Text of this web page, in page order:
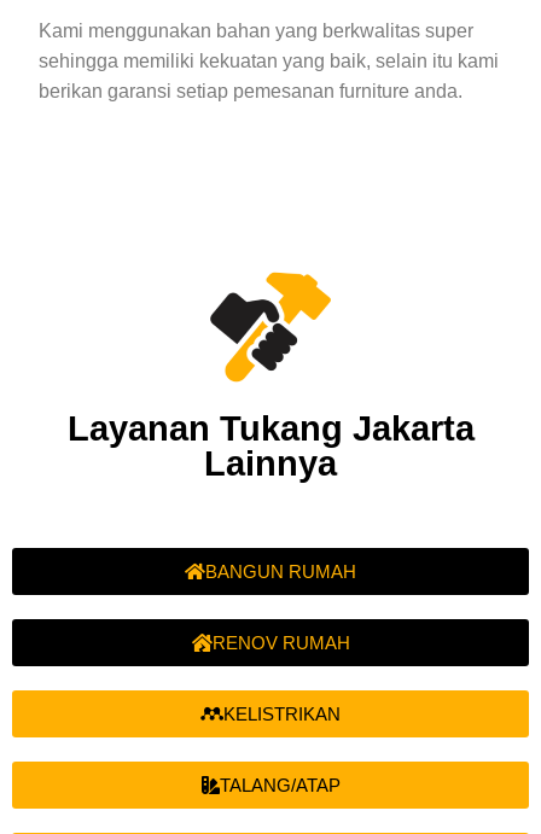
Kami menggunakan bahan yang berkwalitas super
sehingga memiliki kekuatan yang baik, selain itu kami
berikan garansi setiap pemesanan furniture anda.
Layanan Tukang Jakarta
Lainnya
BANGUN RUMAH
RENOV RUMAH
KELISTRIKAN
TALANG/ATAP